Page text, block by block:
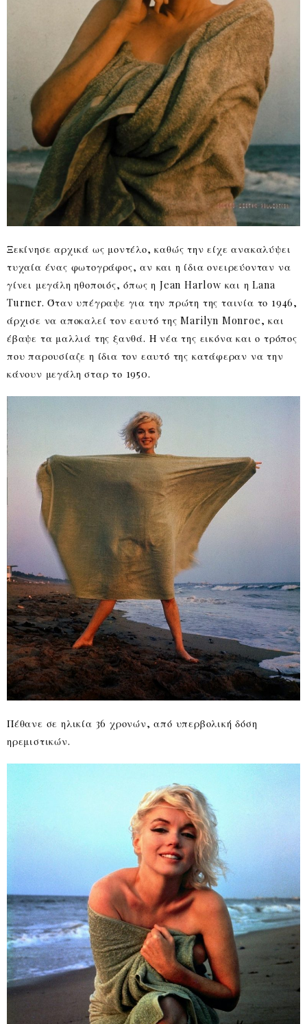
Ξεκίνησε αρχικά ως μοντέλο, καθώς την είχε ανακαλύψει
τυχαία ένας φωτογράφος, αν και η ίδια ονειρεύονταν να
γίνει μεγάλη ηθοποιός, όπως η Jean Harlow και η Lana
Turner. Όταν υπέγραψε για την πρώτη της ταινία το 1946,
άρχισε να αποκαλεί τον εαυτό της Marilyn Monroe, και
έβαψε τα μαλλιά της ξανθά. Η νέα της εικόνα και ο τρόπος
που παρουσίαζε η ίδια τον εαυτό της κατάφεραν να την
κάνουν μεγάλη σταρ το 1950.
Πέθανε σε ηλικία 36 χρονών, από υπερβολική δόση
ηρεμιστικών.